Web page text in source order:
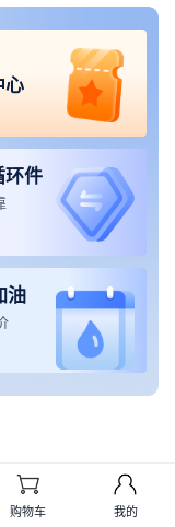
心
环件
油
购物车 我的